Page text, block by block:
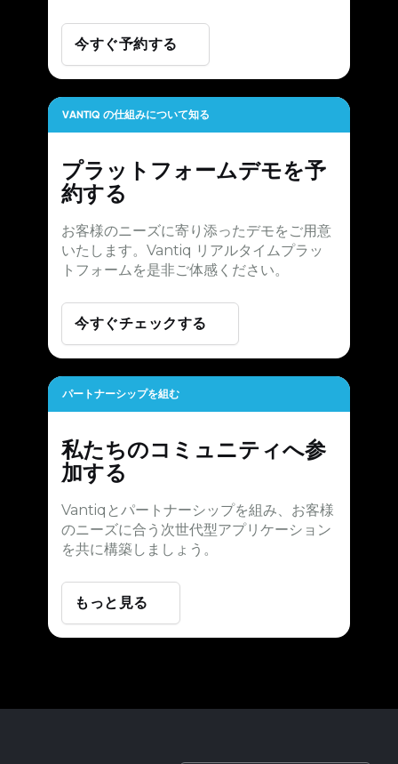
今すぐ予約する
VANTIQ の仕組みについて知る
プラットフォームデモを予
約する
お客様のニーズに寄り添ったデモをご用意
いたします。Vantiq リアルタイムプラッ
トフォームを是非ご体感ください。
今すぐチェックする
パートナーシップを組む
私たちのコミュニティへ参
加する
Vantiqとパートナーシップを組み、お客様
のニーズに合う次世代型アプリケーション
を共に構築しましょう。
もっと見る